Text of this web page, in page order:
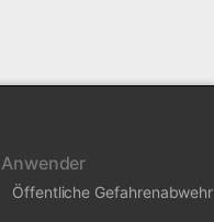
Anwender
Öffentliche Gefahrenabwehr